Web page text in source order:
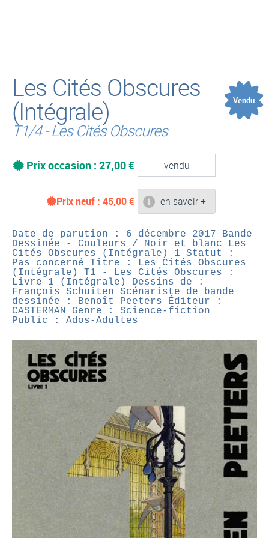
Les Cités Obscures
(Intégrale)
T1/4 - Les Cités Obscures
Vendu
Prix occasion : 27,00 € vendu
Prix neuf : 45,00€ en savoir +
Date de parution : 6 décembre 2017 Bande
Dessinée - Couleurs / Noir et blanc Les
Cités Obscures (Intégrale) 1 Statut :
Pas concerné Titre : Les Cités Obscures
(Intégrale) T1 - Les Cités Obscures :
Livre 1 (Intégrale)
Dessins de :
François Schuiten Scénariste de bande
dessinée : Benoît Peeters Éditeur :
CASTERMAN Genre : Science-fiction
Public : Ados-Adultes